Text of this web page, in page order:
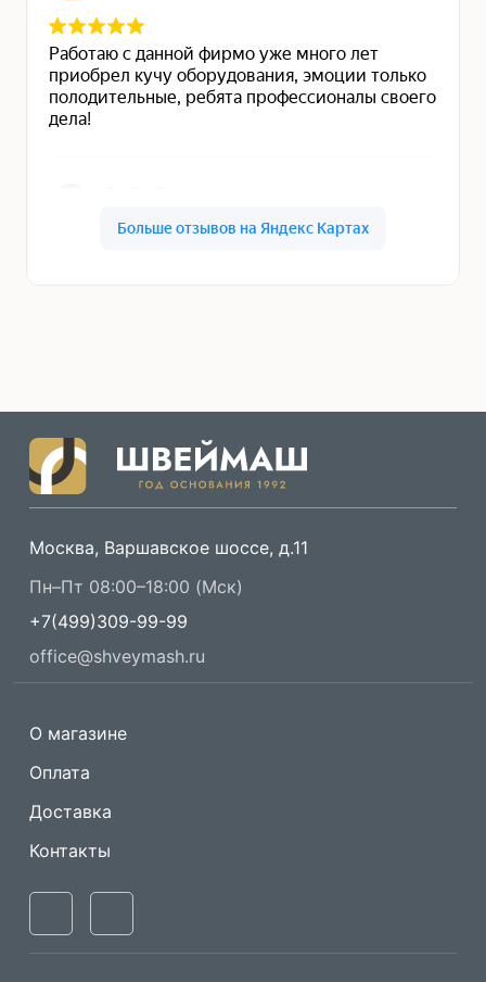
Москва, Варшавское шоссе, д.11
Пн–Пт 08:00–18:00 (Мск)
+7(499)309-99-99
office@shveymash.ru
О магазине
Оплата
Доставка
Контакты